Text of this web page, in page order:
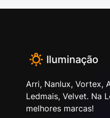
Iluminação
Arri, Nanlux, Vortex,
Ledmais, Velvet. Na
melhores marcas!